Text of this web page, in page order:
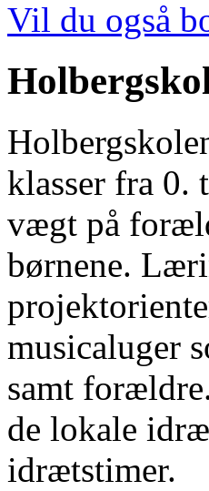
Vil du også
klasser fra 0.
vægt på
børnene.
musicaluger
samt
de lokale
idrætstimer.